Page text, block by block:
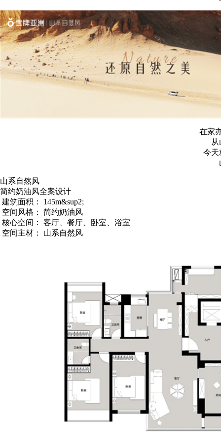
在家
今天
山系自然风
简约奶油风全案设计
建筑面积： 145m&sup2;
空间风格： 简约奶油风
核心空间： 客厅、餐厅、卧室、浴室
空间主材： 山系自然风